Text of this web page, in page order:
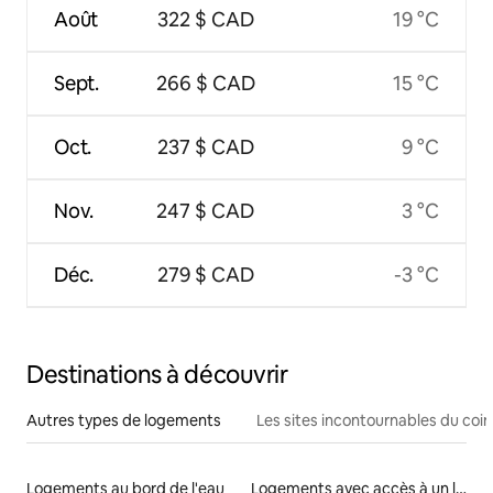
Août
Sept.
Oct.
Nov.
Déc.
322 $ CAD
266 $ CAD
237 $ CAD
247 $ CAD
279 $ CAD
19 °C
15 °C
9 °C
3 °C
-3 °C
Destinations à découvrir
Autres types de logements Les sites incontournables du coin
Logements au bord de l'eau Logements avec accès à un lac